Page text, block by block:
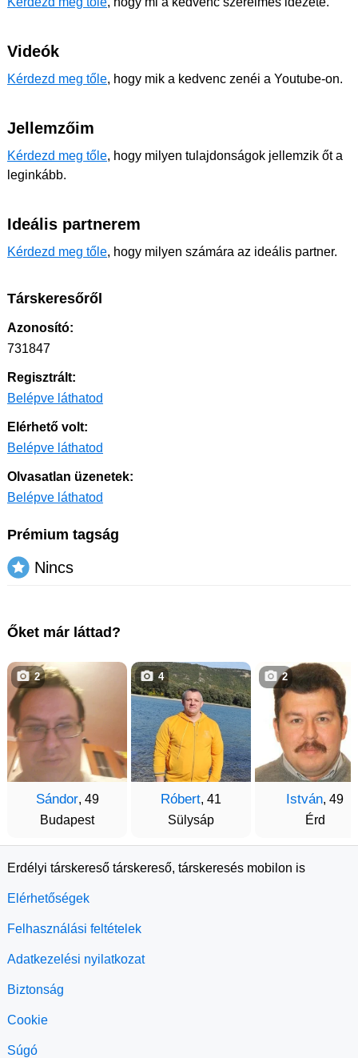
Videók
Kérdezd meg tőle, hogy mik a kedvenc zenéi a Youtube-on.
Jellemzőim
Kérdezd meg tőle, hogy milyen tulajdonságok jellemzik őt a
leginkább.
Ideális partnerem
Kérdezd meg tőle, hogy milyen számára az ideális partner.
Társkeresőről
Azonosító:
731847
Regisztrált:
Belépve láthatod
Elérhető volt:
Belépve láthatod
Olvasatlan üzenetek:
Belépve láthatod
Prémium tagság
Nincs
Őket már láttad?
Sándor, 49
Budapest
2
Róbert, 41
Sülysáp
4
István, 49
Érd
2
Erdélyi társkereső társkereső, társkeresés mobilon is
Elérhetőségek
Felhasználási feltételek
Adatkezelési nyilatkozat
Biztonság
Cookie
Súgó